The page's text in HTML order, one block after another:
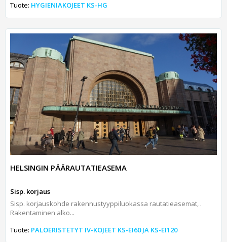
Tuote: HYGIENIAKOJEET KS-HG
HELSINGIN PÄÄRAUTATIEASEMA
Sisp. korjaus
Sisp. korjauskohde rakennustyyppiluokassa rautatieasemat, .
Rakentaminen alko...
Tuote: PALOERISTETYT IV-KOJEET KS-EI60 JA KS-EI120